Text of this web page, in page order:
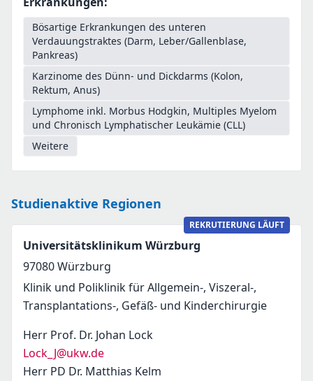
Bösartige Erkrankungen des unteren
Verdauungstraktes (Darm, Leber/Gallenblase,
Pankreas)
Karzinome des Dünn- und Dickdarms (Kolon,
Rektum, Anus)
Lymphome inkl. Morbus Hodgkin, Multiples Myelom
und Chronisch Lymphatischer Leukämie (CLL)
Weitere
Studienaktive Regionen
REKRUTIERUNG LÄUFT
Universitätsklinikum Würzburg
97080Würzburg
Klinik und Poliklinik für Allgemein-, Viszeral-,
Transplantations-, Gefäß- und Kinderchirurgie
Herr Prof. Dr. Johan Lock
Lock_J@ukw.de
Herr PD Dr. Matthias Kelm